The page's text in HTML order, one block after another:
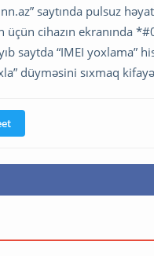
saytında pulsuz
cihazın ekranında
saytda “IMEI yoxlama”
düyməsini sıxmaq